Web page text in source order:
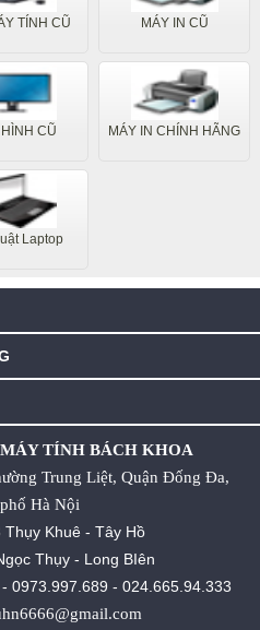
TÍNH CŨ MÁY IN CŨ
CŨ MÁY IN CHÍNH HÃNG
Laptop
TÍNH BÁCH KHOA
Trung Liệt, Quận Đống Đa,
Hà Nội
Thụy Khuê - Tây Hồ
Thụy - Long BIên
- 0973.997.689 - 024.665.94.333